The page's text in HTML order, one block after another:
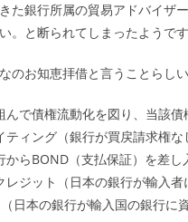
た銀行所属の貿易アドバイザ
。と断られてしまったようです
のお知恵拝借と言うことらし
んで債権流動化を図り、当該
ティング（銀行が買戻請求権
からBOND（支払保証）を差し
ジット（日本の銀行が輸入者
日本の銀行が輸入国の銀行に